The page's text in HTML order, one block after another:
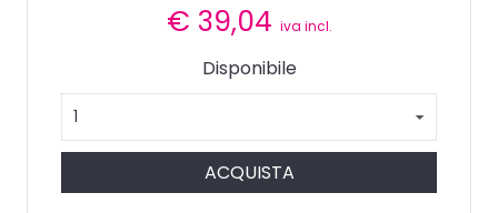
€ 39,04 iva incl.
Disponibile
ACQUISTA